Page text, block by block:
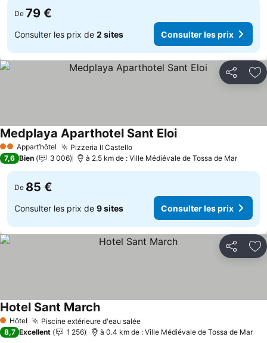
De 79 €
Consulter les prix de 2 sites Consulter les prix
Partager
2 ÉtoilesAppart’hôtel Pizzeria Il CastelloConsulter les prix
Medplaya Aparthotel Sant EloiConsulter les prix
7,6 Bien 3 006 à 2.5 km de : Ville Médiévale de Tossa de Mar
De 85 €
Consulter les prix de 9 sites Consulter les prix
Partager
1 Étoiles
Hôtel Piscine extérieure d'eau saléeConsulter les prix
Hotel Sant MarchConsulter les prix
8,7 Excellent 1 256 à 0.4 km de : Ville Médiévale de Tossa de Mar